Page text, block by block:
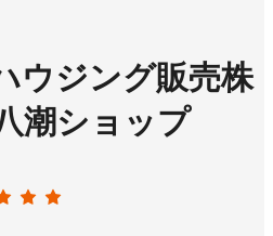
ウジング販売株
潮ショップ